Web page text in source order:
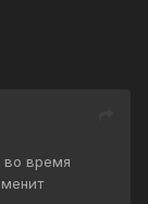
во время